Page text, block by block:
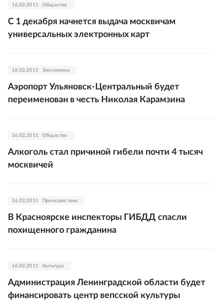
16.02.2011 Общество
С 1 декабря начнется выдача москвичам
универсальных электронных карт
16.02.2011 Экономика
Аэропорт Ульяновск-Центральный будет
переименован в честь Николая Карамзина
16.02.2011 Общество
Алкоголь стал причиной гибели почти 4 тысяч
москвичей
16.02.2011 Происшествия
В Красноярске инспекторы ГИБДД спасли
похищенного гражданина
16.02.2011 Культура
Администрация Ленинградской области будет
финансировать центр вепсской культуры